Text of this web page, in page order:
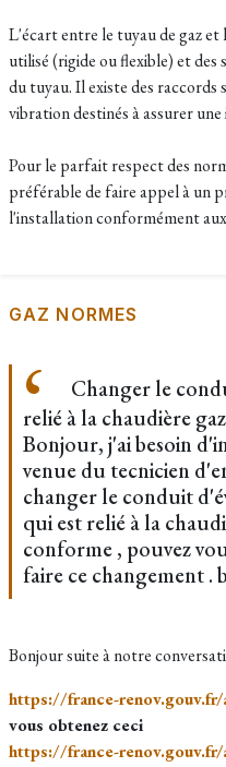
L'écart entre le tuyau de gaz
utilisé (rigide ou flexible) et
du tuyau. Il existe des raccords
vibration destinés à assurer
Pour le parfait respect des
préférable de faire appel à un
l'installation conformément
GAZ NORMES
Changer le
relié à la chaudière
Bonjour, j'ai besoin
venue du tecnicien
changer le conduit
qui est relié à la
conforme , pouvez
faire ce changement .
Bonjour suite à notre
https://france-renov.gouv.fr/
vous obtenez ceci
​https://france-renov.gouv.fr/